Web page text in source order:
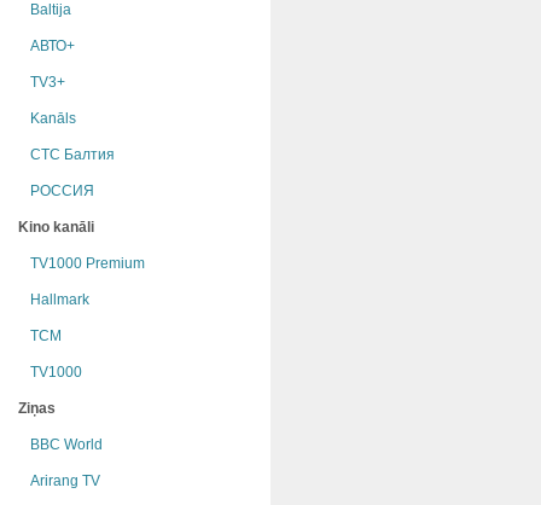
Baltija
АВТО+
TV3+
Kanāls
СТС Балтия
РОССИЯ
Kino kanāli
TV1000 Premium
Hallmark
TCM
TV1000
Ziņas
BBC World
Arirang TV